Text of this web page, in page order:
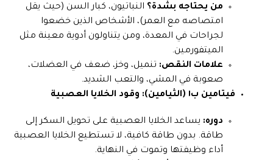
من يحتاجه بشدة؟ النباتيون، كبار السن (حيث يقل
امتصاصه مع العمر)، الأشخاص الذين خضعوا
لجراحات في المعدة، ومن يتناولون أدوية معينة مثل
الميتفورمين.
علامات النقص: تنميل، وخز، ضعف في العضلات،
صعوبة في المشي، والتعب الشديد.
فيتامين ب١ (الثيامين): وقود الخلايا العصبية
دوره: يساعد الخلايا العصبية على تحويل السكر إلى
طاقة. بدون طاقة كافية، لا تستطيع الخلايا العصبية
أداء وظيفتها وتموت في النهاية.